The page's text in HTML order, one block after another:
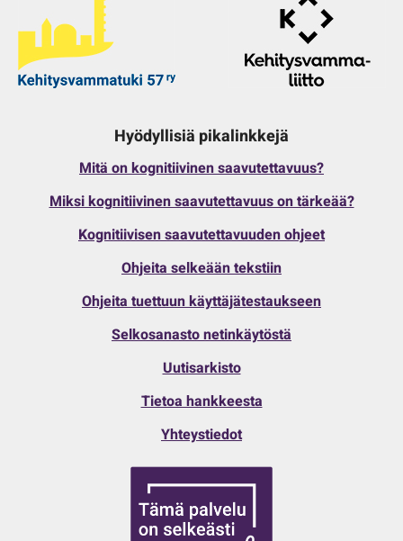
Hyödyllisiä pikalinkkejä
Mitä on kognitiivinen saavutettavuus?
Miksi kognitiivinen saavutettavuus on tärkeää?
Kognitiivisen saavutettavuuden ohjeet
Ohjeita selkeään tekstiin
Ohjeita tuettuun käyttäjätestaukseen
Selkosanasto netinkäytöstä
Uutisarkisto
Tietoa hankkeesta
Yhteystiedot